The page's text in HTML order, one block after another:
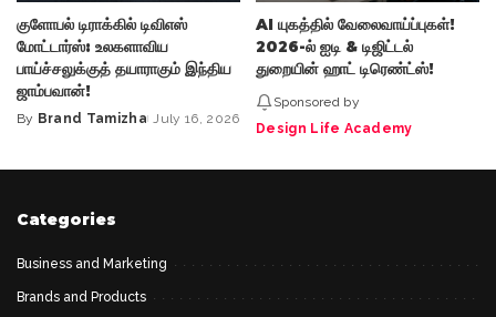
குளோபல் டிராக்கில் டிவிஎஸ்
மோட்டார்ஸ்: உலகளாவிய
பாய்ச்சலுக்குத் தயாராகும் இந்திய
ஜாம்பவான்!
Posted
By Brand Tamizha July 16, 2026
AI யுகத்தில் வேலைவாய்ப்புகள்!
2026-ல் ஐடி & டிஜிட்டல்
துறையின் ஹாட் டிரெண்ட்ஸ்!
Sponsored by
Design Life Academy
Categories
Business and Marketing
Brands and Products